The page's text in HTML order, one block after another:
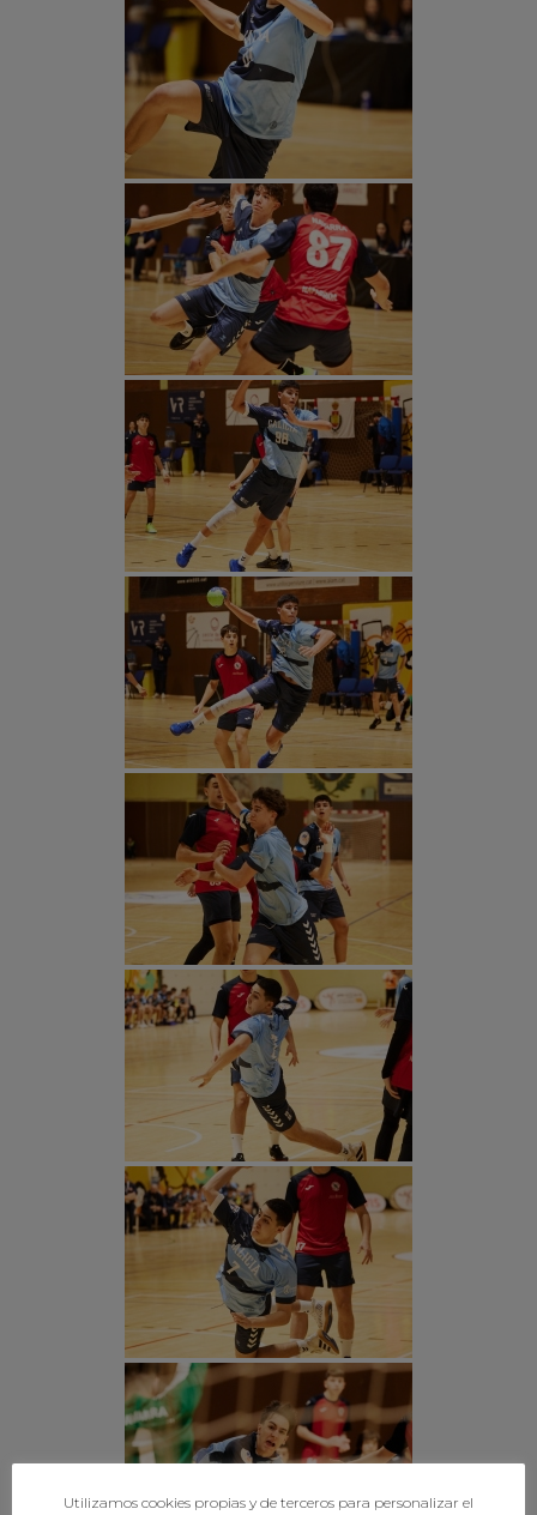
Utilizamos cookies propias y de terceros para personalizar el